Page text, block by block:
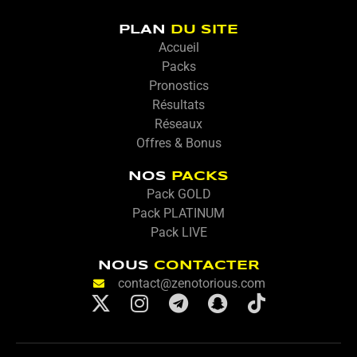
PLAN DU SITE
Accueil
Packs
Pronostics
Résultats
Réseaux
Offres & Bonus
NOS PACKS
Pack GOLD
Pack PLATINUM
Pack LIVE
NOUS CONTACTER
contact@zenotorious.com
X
t
I
s
T
l
S
a
T
k